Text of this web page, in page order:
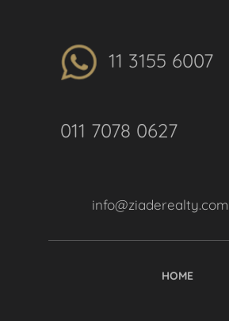
11 3155 6007
011 7078 0627
info@ziaderealty.com
HOME